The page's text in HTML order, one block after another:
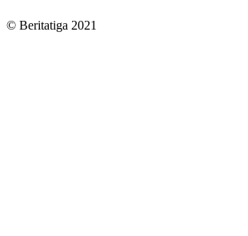
© Beritatiga 2021